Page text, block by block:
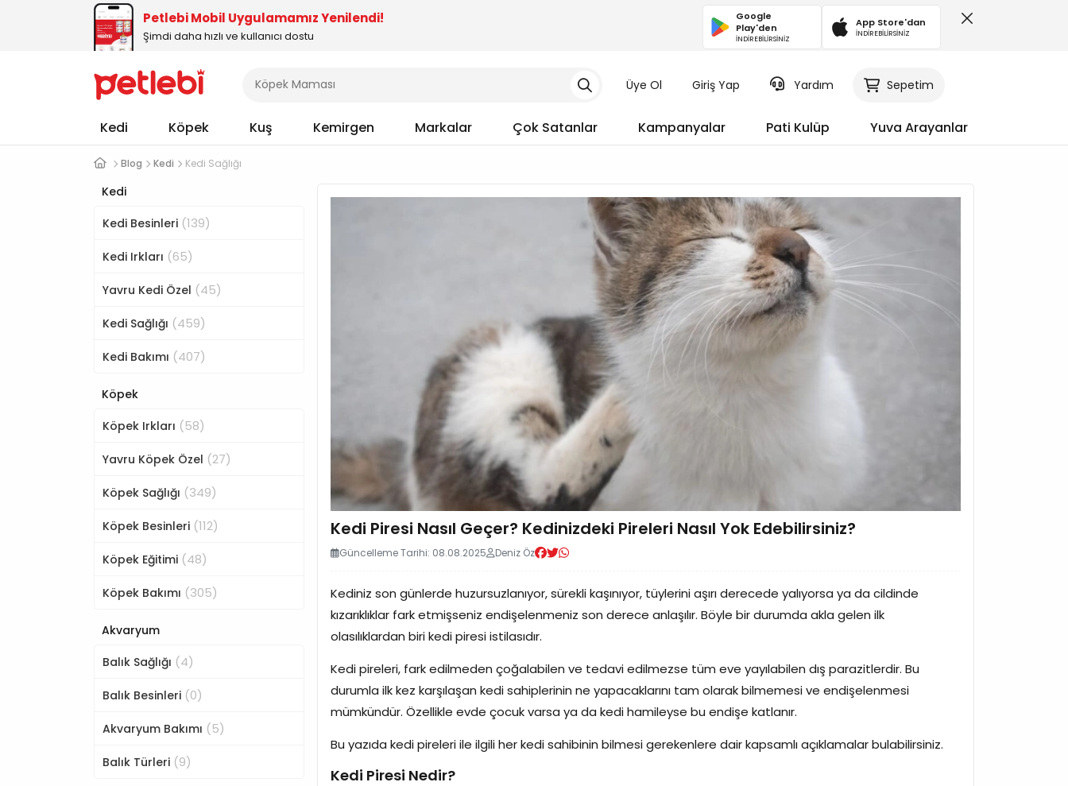
Petlebi Mobil Uygulamamız Yenilendi!
Şimdi daha hızlı ve kullanıcı dostu
Google
Play'den
İNDİREBİLİRSİNİZ
App Store'dan
İNDİREBİLİRSİNİZ
Üye Ol Giriş Yap Yardım Sepetim
Kedi Köpek Kuş Kemirgen Markalar Çok Satanlar Kampanyalar Pati Kulüp Yuva Arayanlar
Blog Kedi Kedi Sağlığı
Kedi Piresi Nasıl Geçer? Kedinizdeki Pireleri Nasıl Yok Edebilirsiniz?
Güncelleme Tarihi: 08.08.2025 Deniz Öz
Kediniz son günlerde huzursuzlanıyor, sürekli kaşınıyor, tüylerini aşırı derecede yalıyorsa ya da cildinde
kızarıklıklar fark etmişseniz endişelenmeniz son derece anlaşılır. Böyle bir durumda akla gelen ilk
olasılıklardan biri kedi piresi istilasıdır.
Kedi pireleri, fark edilmeden çoğalabilen ve tedavi edilmezse tüm eve yayılabilen dış parazitlerdir. Bu
durumla ilk kez karşılaşan kedi sahiplerinin ne yapacaklarını tam olarak bilmemesi ve endişelenmesi
mümkündür. Özellikle evde çocuk varsa ya da kedi hamileyse bu endişe katlanır.
Bu yazıda kedi pireleri ile ilgili her kedi sahibinin bilmesi gerekenlere dair kapsamlı açıklamalar bulabilirsiniz.
Kedi Piresi Nedir?
Kedi
Kedi Besinleri (139)
Kedi Irkları (65)
Yavru Kedi Özel (45)
Kedi Sağlığı (459)
Kedi Bakımı (407)
Köpek
Köpek Irkları (58)
Yavru Köpek Özel (27)
Köpek Sağlığı (349)
Köpek Besinleri (112)
Köpek Eğitimi (48)
Köpek Bakımı (305)
Akvaryum
Balık Sağlığı (4)
Balık Besinleri (0)
Akvaryum Bakımı (5)
Balık Türleri (9)